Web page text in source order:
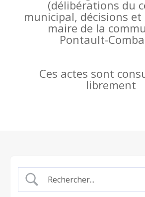
(délibérations du
municipal, décisions
maire de la
Pontault-
Ces actes sont
librement